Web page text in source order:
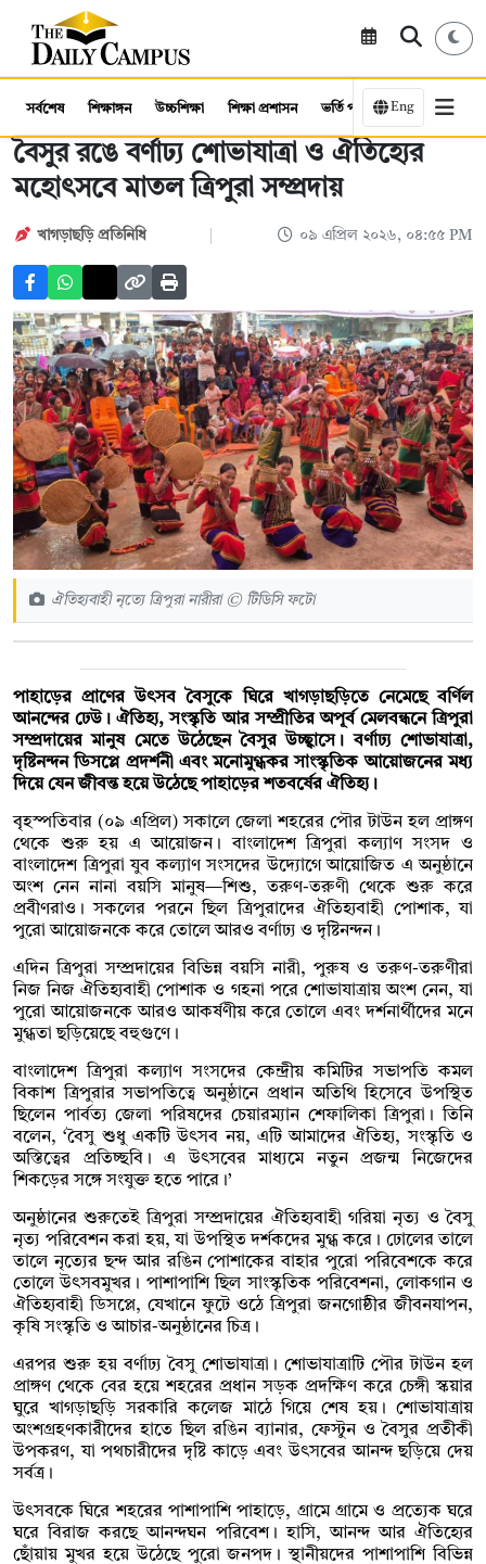
সর্বশেষ শিক্ষাঙ্গন উচ্চশিক্ষা শিক্ষা প্রশাসন ভর্তি পরীক্ষা কর্মসংস্থান
Eng
বৈসুর রঙে বর্ণাঢ্য শোভাযাত্রা ও ঐতিহ্যের
মহোৎসবে মাতল ত্রিপুরা সম্প্রদায়
খাগড়াছড়ি প্রতিনিধি ০৯ এপ্রিল ২০২৬, ০৪:৫৫ PM
ঐতিহ্যবাহী নৃত্যে ত্রিপুরা নারীরা © টিডিসি ফটো
পাহাড়ের প্রাণের উৎসব বৈসুকে ঘিরে খাগড়াছড়িতে নেমেছে বর্ণিল
আনন্দের ঢেউ। ঐতিহ্য, সংস্কৃতি আর সম্প্রীতির অপূর্ব মেলবন্ধনে ত্রিপুরা
সম্প্রদায়ের মানুষ মেতে উঠেছেন বৈসুর উচ্ছ্বাসে। বর্ণাঢ্য শোভাযাত্রা,
দৃষ্টিনন্দন ডিসপ্লে প্রদর্শনী এবং মনোমুগ্ধকর সাংস্কৃতিক আয়োজনের মধ্য
দিয়ে যেন জীবন্ত হয়ে উঠেছে পাহাড়ের শতবর্ষের ঐতিহ্য।
বৃহস্পতিবার (০৯ এপ্রিল) সকালে জেলা শহরের পৌর টাউন হল প্রাঙ্গণ
থেকে শুরু হয় এ আয়োজন। বাংলাদেশ ত্রিপুরা কল্যাণ সংসদ ও
বাংলাদেশ ত্রিপুরা যুব কল্যাণ সংসদের উদ্যোগে আয়োজিত এ অনুষ্ঠানে
অংশ নেন নানা বয়সি মানুষ—শিশু, তরুণ-তরুণী থেকে শুরু করে
প্রবীণরাও। সকলের পরনে ছিল ত্রিপুরাদের ঐতিহ্যবাহী পোশাক, যা
পুরো আয়োজনকে করে তোলে আরও বর্ণাঢ্য ও দৃষ্টিনন্দন।
এদিন ত্রিপুরা সম্প্রদায়ের বিভিন্ন বয়সি নারী, পুরুষ ও তরুণ-তরুণীরা
নিজ নিজ ঐতিহ্যবাহী পোশাক ও গহনা পরে শোভাযাত্রায় অংশ নেন, যা
পুরো আয়োজনকে আরও আকর্ষণীয় করে তোলে এবং দর্শনার্থীদের মনে
মুগ্ধতা ছড়িয়েছে বহুগুণে।
বাংলাদেশ ত্রিপুরা কল্যাণ সংসদের কেন্দ্রীয় কমিটির সভাপতি কমল
বিকাশ ত্রিপুরার সভাপতিত্বে অনুষ্ঠানে প্রধান অতিথি হিসেবে উপস্থিত
ছিলেন পার্বত্য জেলা পরিষদের চেয়ারম্যান শেফালিকা ত্রিপুরা। তিনি
বলেন, ‘বৈসু শুধু একটি উৎসব নয়, এটি আমাদের ঐতিহ্য, সংস্কৃতি ও
অস্তিত্বের প্রতিচ্ছবি। এ উৎসবের মাধ্যমে নতুন প্রজন্ম নিজেদের
শিকড়ের সঙ্গে সংযুক্ত হতে পারে।’
অনুষ্ঠানের শুরুতেই ত্রিপুরা সম্প্রদায়ের ঐতিহ্যবাহী গরিয়া নৃত্য ও বৈসু
নৃত্য পরিবেশন করা হয়, যা উপস্থিত দর্শকদের মুগ্ধ করে। ঢোলের তালে
তালে নৃত্যের ছন্দ আর রঙিন পোশাকের বাহার পুরো পরিবেশকে করে
তোলে উৎসবমুখর। পাশাপাশি ছিল সাংস্কৃতিক পরিবেশনা, লোকগান ও
ঐতিহ্যবাহী ডিসপ্লে, যেখানে ফুটে ওঠে ত্রিপুরা জনগোষ্ঠীর জীবনযাপন,
কৃষি সংস্কৃতি ও আচার-অনুষ্ঠানের চিত্র।
এরপর শুরু হয় বর্ণাঢ্য বৈসু শোভাযাত্রা। শোভাযাত্রাটি পৌর টাউন হল
প্রাঙ্গণ থেকে বের হয়ে শহরের প্রধান সড়ক প্রদক্ষিণ করে চেঙ্গী স্কয়ার
ঘুরে খাগড়াছড়ি সরকারি কলেজ মাঠে গিয়ে শেষ হয়। শোভাযাত্রায়
অংশগ্রহণকারীদের হাতে ছিল রঙিন ব্যানার, ফেস্টুন ও বৈসুর প্রতীকী
উপকরণ, যা পথচারীদের দৃষ্টি কাড়ে এবং উৎসবের আনন্দ ছড়িয়ে দেয়
সর্বত্র।
উৎসবকে ঘিরে শহরের পাশাপাশি পাহাড়ে, গ্রামে গ্রামে ও প্রত্যেক ঘরে
ঘরে বিরাজ করছে আনন্দঘন পরিবেশ। হাসি, আনন্দ আর ঐতিহ্যের
ছোঁয়ায় মুখর হয়ে উঠেছে পুরো জনপদ। স্থানীয়দের পাশাপাশি বিভিন্ন